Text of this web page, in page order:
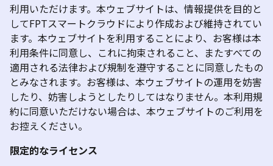
利用いただけます。本ウェブサイトは、情報提供を目的と
してFPTスマートクラウドにより作成および維持されてい
ます。本ウェブサイトを利用することにより、お客様は本
利用条件に同意し、これに拘束されること、またすべての
適用される法律および規制を遵守することに同意したもの
とみなされます。お客様は、本ウェブサイトの運用を妨害
したり、妨害しようとしたりしてはなりません。本利用規
約に同意いただけない場合は、本ウェブサイトのご利用を
お控えください。
限定的なライセンス